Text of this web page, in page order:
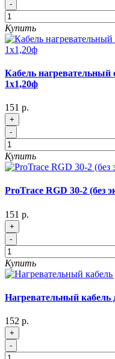
-
Купить
Кабель
1х1,20ф
151 р.
+
-
Купить
ProTrace RGD 30-2 (без
151 р.
+
-
Купить
Нагревательный
152 р.
+
-